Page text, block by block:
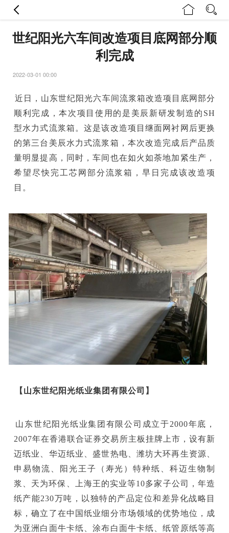
世纪阳光六车间改造项目底网部分顺
利完成
2022-03-01 00:00
日，山东世纪阳光六车间流浆箱改造项目底网部分
顺利完成，本次项目使用的是美辰新研发制造的SH
型水力式流浆箱。这是该改造项目继面网衬网后更换
的第三台美辰水力式流浆箱，本次改造完成后产品质
量明显提高，同时，车间也在如火如荼地加紧生产，
希望尽快完工芯网部分流浆箱，早日完成该改造项
目。
【 山东世纪阳光纸业集团有限公司 】
东世纪阳光纸业集团有限公司成立于2000年底，
2007年在香港联合证券交易所主板挂牌上市，设有新
迈纸业、华迈纸业、盛世热电、潍坊大环再生资源、
申易物流、阳光王子（寿光）特种纸、科迈生物制
浆、天为环保、上海王的实业等10多家子公司，年造
纸产能230万吨，以独特的产品定位和差异化战略目
标，确立了在中国纸业细分市场领域的优势地位，成
为亚洲白面牛卡纸、涂布白面牛卡纸、纸管原纸等高